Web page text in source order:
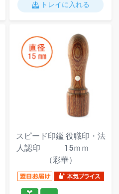
トレイに入れる
スピード印鑑 役職印・法
人認印 15ｍｍ
（彩華）